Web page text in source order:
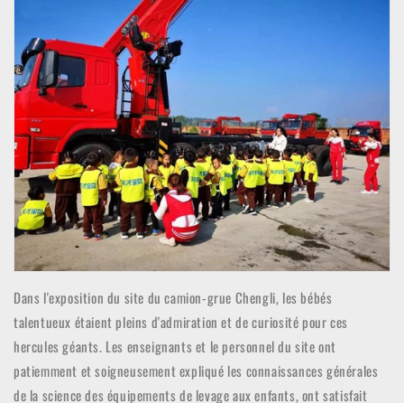
Dans l'exposition du site du camion-grue Chengli, les bébés
talentueux étaient pleins d'admiration et de curiosité pour ces
hercules géants. Les enseignants et le personnel du site ont
patiemment et soigneusement expliqué les connaissances générales
de la science des équipements de levage aux enfants, ont satisfait